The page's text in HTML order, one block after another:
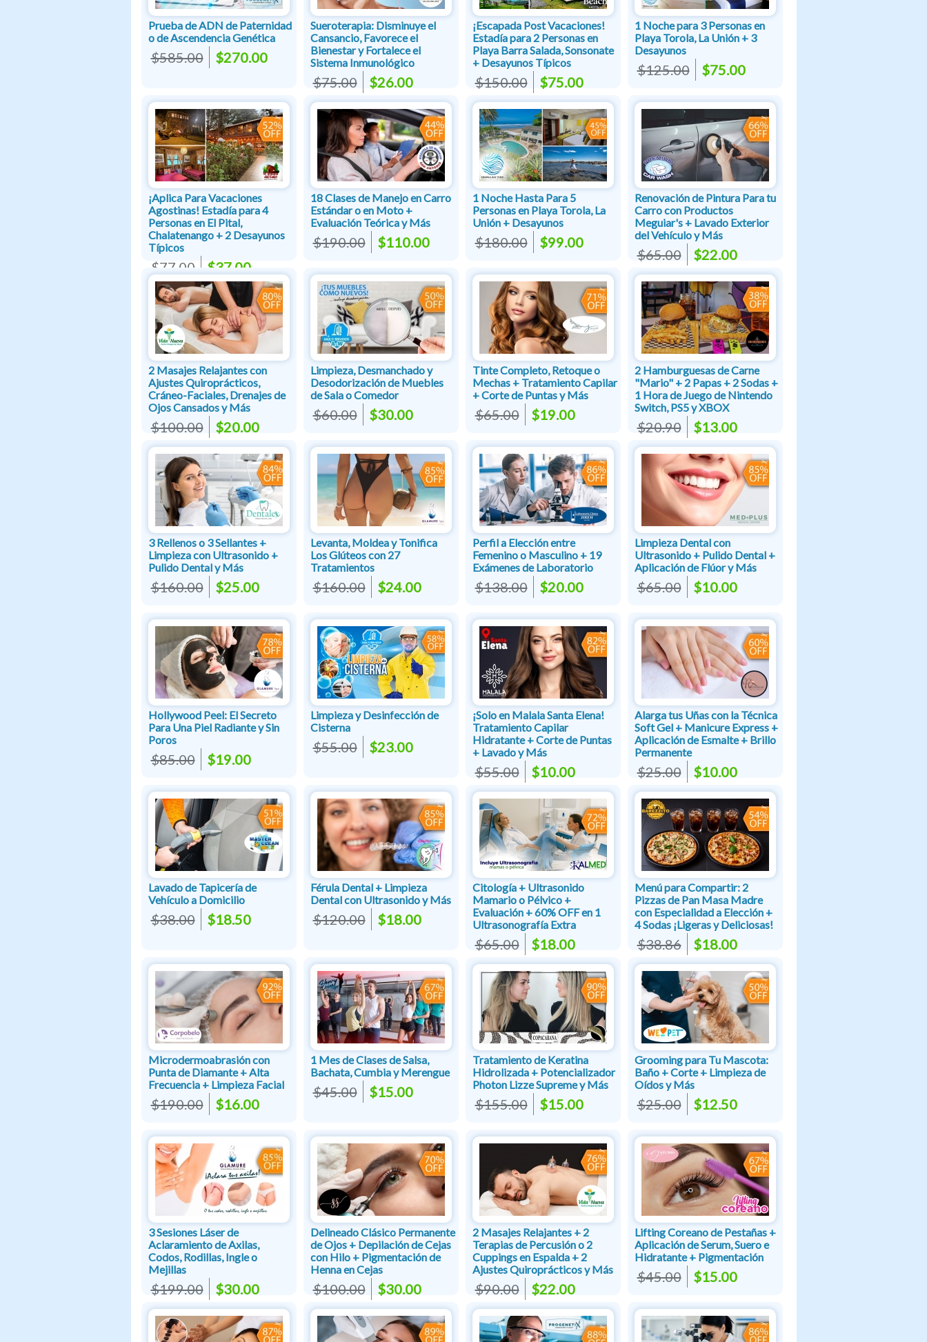
Prueba de ADN de Paternidad
o de Ascendencia Genética
$585.00 $270.00
Sueroterapia: Disminuye el
Cansancio, Favorece el
Bienestar y Fortalece el
Sistema Inmunológico
$75.00 $26.00
¡Escapada Post Vacaciones!
Estadía para 2 Personas en
Playa Barra Salada, Sonsonate
+ Desayunos Típicos
$150.00 $75.00
1 Noche para 3 Personas en
Playa Torola, La Unión + 3
Desayunos
$125.00 $75.00
¡Aplica Para Vacaciones
Agostinas! Estadía para 4
Personas en El Pital,
Chalatenango + 2 Desayunos
Típicos
$77.00 $37.00
18 Clases de Manejo en Carro
Estándar o en Moto +
Evaluación Teórica y Más
$190.00 $110.00
1 Noche Hasta Para 5
Personas en Playa Torola, La
Unión + Desayunos
$180.00 $99.00
Renovación de Pintura Para tu
Carro con Productos
Meguiar's + Lavado Exterior
del Vehículo y Más
$65.00 $22.00
2 Masajes Relajantes con
Ajustes Quiroprácticos,
Cráneo-Faciales, Drenajes de
Ojos Cansados y Más
$100.00 $20.00
Limpieza, Desmanchado y
Desodorización de Muebles
de Sala o Comedor
$60.00 $30.00
Tinte Completo, Retoque o
Mechas + Tratamiento Capilar
+ Corte de Puntas y Más
$65.00 $19.00
2 Hamburguesas de Carne
"Mario" + 2 Papas + 2 Sodas +
1 Hora de Juego de Nintendo
Switch, PS5 y XBOX
$20.90 $13.00
3 Rellenos o 3 Sellantes +
Limpieza con Ultrasonido +
Pulido Dental y Más
$160.00 $25.00
Levanta, Moldea y Tonifica
Los Glúteos con 27
Tratamientos
$160.00 $24.00
Perfil a Elección entre
Femenino o Masculino + 19
Exámenes de Laboratorio
$138.00 $20.00
Limpieza Dental con
Ultrasonido + Pulido Dental +
Aplicación de Flúor y Más
$65.00 $10.00
Hollywood Peel: El Secreto
Para Una Piel Radiante y Sin
Poros
$85.00 $19.00
Limpieza y Desinfección de
Cisterna
$55.00 $23.00
¡Solo en Malala Santa Elena!
Tratamiento Capilar
Hidratante + Corte de Puntas
+ Lavado y Más
$55.00 $10.00
Alarga tus Uñas con la Técnica
Soft Gel + Manicure Express +
Aplicación de Esmalte + Brillo
Permanente
$25.00 $10.00
Lavado de Tapicería de
Vehículo a Domicilio
$38.00 $18.50
Férula Dental + Limpieza
Dental con Ultrasonido y Más
$120.00 $18.00
Citología + Ultrasonido
Mamario o Pélvico +
Evaluación + 60% OFF en 1
Ultrasonografía Extra
$65.00 $18.00
Menú para Compartir: 2
Pizzas de Pan Masa Madre
con Especialidad a Elección +
4 Sodas ¡Ligeras y Deliciosas!
$38.86 $18.00
Microdermoabrasión con
Punta de Diamante + Alta
Frecuencia + Limpieza Facial
$190.00 $16.00
1 Mes de Clases de Salsa,
Bachata, Cumbia y Merengue
$45.00 $15.00
Tratamiento de Keratina
Hidrolizada + Potencializador
Photon Lizze Supreme y Más
$155.00 $15.00
Grooming para Tu Mascota:
Baño + Corte + Limpieza de
Oídos y Más
$25.00 $12.50
3 Sesiones Láser de
Aclaramiento de Axilas,
Codos, Rodillas, Ingle o
Mejillas
$199.00 $30.00
Delineado Clásico Permanente
de Ojos + Depilación de Cejas
con Hilo + Pigmentación de
Henna en Cejas
$100.00 $30.00
2 Masajes Relajantes + 2
Terapias de Percusión o 2
Cuppings en Espalda + 2
Ajustes Quiroprácticos y Más
$90.00 $22.00
Lifting Coreano de Pestañas +
Aplicación de Serum, Suero e
Hidratante + Pigmentación
$45.00 $15.00